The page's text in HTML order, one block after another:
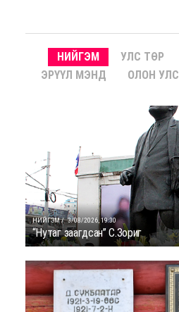
НИЙГЭМ УЛС ТӨР
ЭРҮҮЛ МЭНД
ОЛОН УЛС
НИЙГЭМ / 3/08/2026, 19:30
“Нутаг заагдсан” С.Зориг